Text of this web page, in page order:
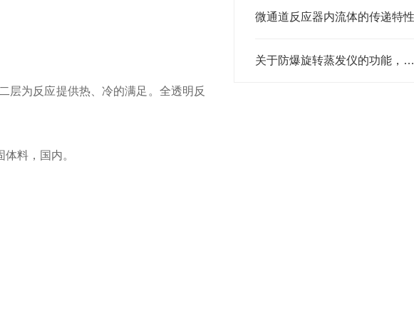
微通道反应器内流体的传递特性
关于防爆旋转蒸发仪的功能，你有什么想了解的
层为反应提供热、冷的满足。全透明反
料，国内。